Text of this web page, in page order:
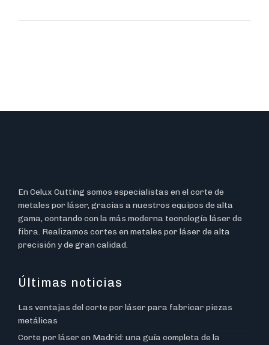
En Celux Cutting somos especialistas en el corte de
metales por láser, gracias a nuestros equipos de alta
gama, contando con la más moderna tecnología láser de
fibra. Realizamos cortes en metales por láser de alta
precisión y de gran calidad.
Últimas noticias
Las ventajas del corte por láser para fabricar piezas
metálicas
Corte por láser en Madrid: una guía completa de la